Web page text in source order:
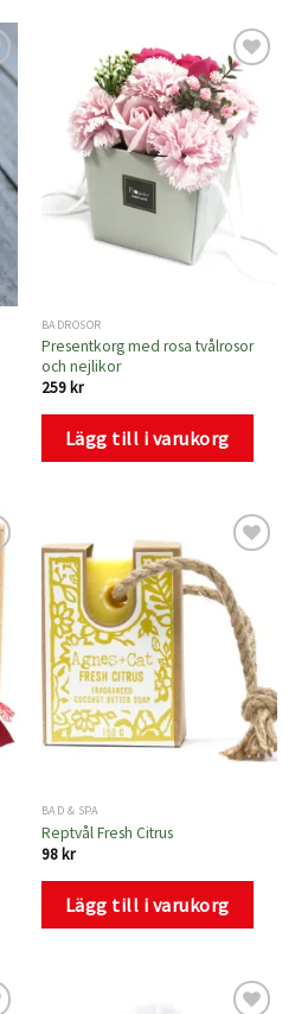
Lägg
till i
önskelistan
BADROSOR
Presentkorg med rosa tvålrosor
och nejlikor
259 kr
Lägg till i varukorg
till i
önskelistan
BAD & SPA
Reptvål Fresh Citrus
98 kr
Lägg till i varukorg